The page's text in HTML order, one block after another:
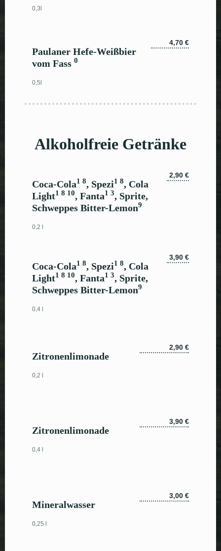
0,3l
Paulaner Hefe-Weißbier
vom Fass 0
0,5l
4,70 €
Alkoholfreie Getränke
Coca-Cola1 8, Spezi1 8, Cola
Light1 8 10, Fanta1 3, Sprite,
Schweppes Bitter-Lemon9
0,2 l
2,90 €
Coca-Cola1 8, Spezi1 8, Cola
Light1 8 10, Fanta1 3, Sprite,
Schweppes Bitter-Lemon9
0,4 l
3,90 €
Zitronenlimonade
0,2 l
2,90 €
Zitronenlimonade
0,4 l
3,90 €
Mineralwasser
0,25 l
3,00 €